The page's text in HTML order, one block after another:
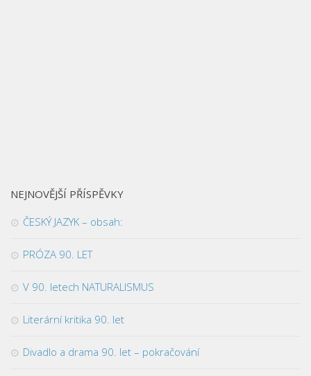
NEJNOVĚJŠÍ PŘÍSPĚVKY
ČESKÝ JAZYK – obsah:
PRÓZA 90. LET
V 90. letech NATURALISMUS
Literární kritika 90. let
Divadlo a drama 90. let – pokračování